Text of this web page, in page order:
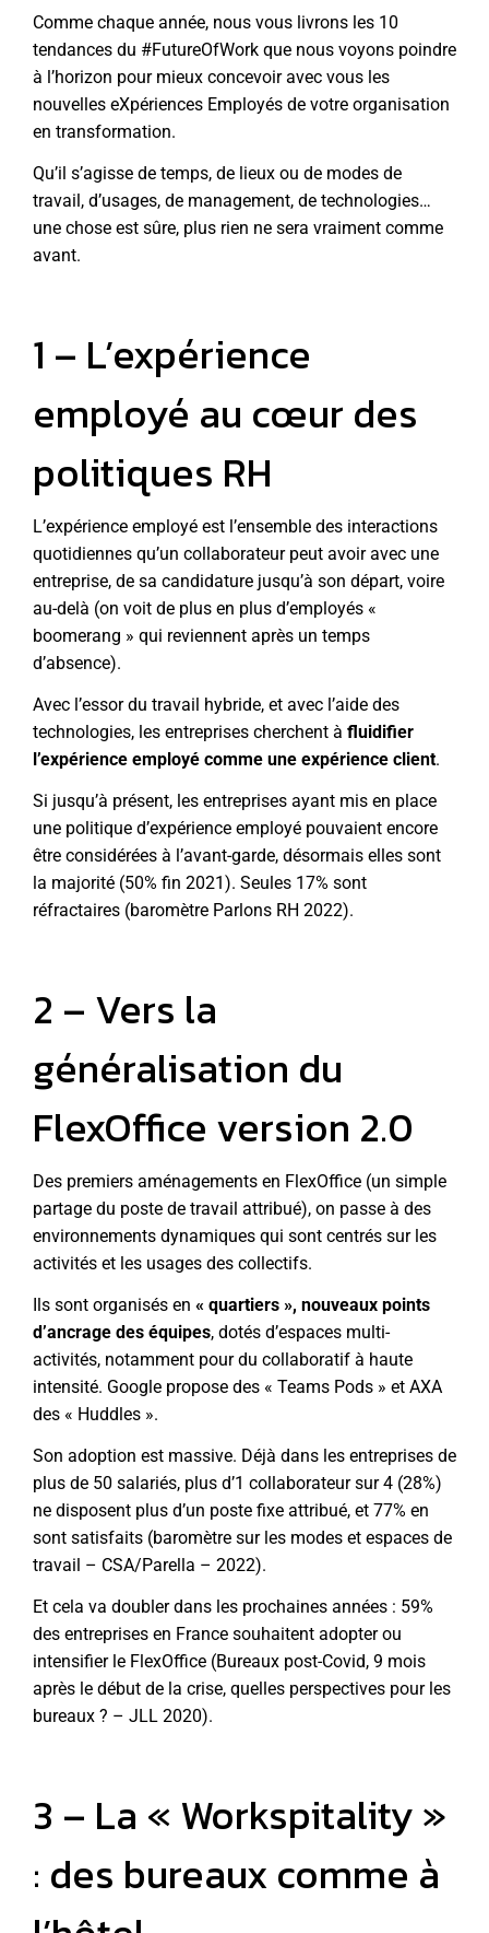
Comme chaque année, nous vous livrons les 10
tendances du #FutureOfWork que nous voyons poindre
à l’horizon pour mieux concevoir avec vous les
nouvelles eXpériences Employés de votre organisation
en transformation.
Qu’il s’agisse de temps, de lieux ou de modes de
travail, d’usages, de management, de technologies…
une chose est sûre, plus rien ne sera vraiment comme
avant.
1 – L’expérience
employé au cœur des
politiques RH
L’expérience employé est l’ensemble des interactions
quotidiennes qu’un collaborateur peut avoir avec une
entreprise, de sa candidature jusqu’à son départ, voire
au-delà (on voit de plus en plus d’employés «
boomerang » qui reviennent après un temps
d’absence).
Avec l’essor du travail hybride, et avec l’aide des
technologies, les entreprises cherchent à fluidifier
l’expérience employé comme une expérience client.
Si jusqu’à présent, les entreprises ayant mis en place
une politique d’expérience employé pouvaient encore
être considérées à l’avant-garde, désormais elles sont
la majorité (50% fin 2021). Seules 17% sont
réfractaires (baromètre Parlons RH 2022).
2 – Vers la
généralisation du
FlexOffice version 2.0
Des premiers aménagements en FlexOffice (un simple
partage du poste de travail attribué), on passe à des
environnements dynamiques qui sont centrés sur les
activités et les usages des collectifs.
Ils sont organisés en « quartiers », nouveaux points
d’ancrage des équipes, dotés d’espaces multi-
activités, notamment pour du collaboratif à haute
intensité. Google propose des « Teams Pods » et AXA
des « Huddles ».
Son adoption est massive. Déjà dans les entreprises de
plus de 50 salariés, plus d’1 collaborateur sur 4 (28%)
ne disposent plus d’un poste fixe attribué, et 77% en
sont satisfaits (baromètre sur les modes et espaces de
travail – CSA/Parella – 2022).
Et cela va doubler dans les prochaines années : 59%
des entreprises en France souhaitent adopter ou
intensifier le FlexOffice (Bureaux post-Covid, 9 mois
après le début de la crise, quelles perspectives pour les
bureaux ? – JLL 2020).
3 – La « Workspitality »
: des bureaux comme à